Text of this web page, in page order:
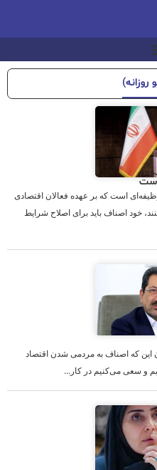
است
است که بر عهده فعالان اقتصادی
خود اصناف باید برای اصلاح شرایط
این که اصناف به مردمی شدن اقتصاد
و سعی می‌کنیم در کار...